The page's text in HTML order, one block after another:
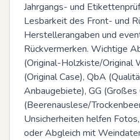
Jahrgangs- und
Lesbarkeit des Front- und
Herstellerangaben und
Rückvermerken. Wichtige
(Original-Holzkiste/Original
(Original Case), QbA
Anbaugebiete), GG
(Beerenauslese/
Unsicherheiten helfen
oder Abgleich mit